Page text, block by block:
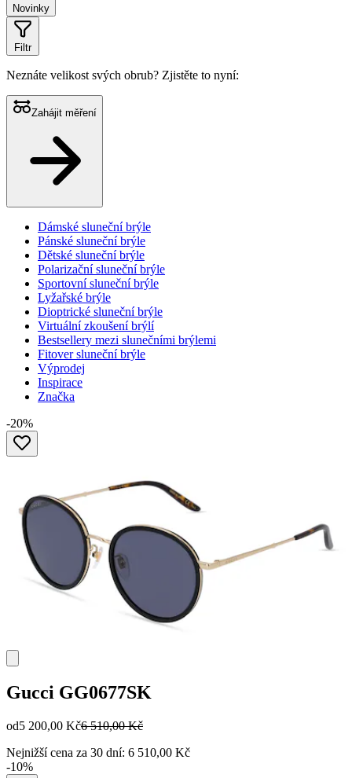
Novinky
Filtr
Neznáte velikost svých obrub? Zjistěte to nyní:
Zahájit měření
Dámské sluneční brýle
Pánské sluneční brýle
Dětské sluneční brýle
Polarizační sluneční brýle
Sportovní sluneční brýle
Lyžařské brýle
Dioptrické sluneční brýle
Virtuální zkoušení brýlí
Bestsellery mezi slunečními brýlemi
Fitover sluneční brýle
Výprodej
Inspirace
Značka
-20%
Gucci GG0677SK
od5 200,00 Kč6 510,00 Kč
Nejnižší cena za 30 dní: 6 510,00 Kč
-10%